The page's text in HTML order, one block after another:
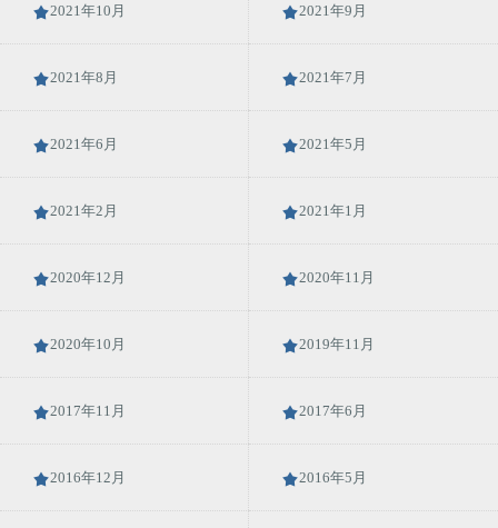
2021年10月 2021年9月
2021年8月 2021年7月
2021年6月 2021年5月
2021年2月 2021年1月
2020年12月 2020年11月
2020年10月 2019年11月
2017年11月 2017年6月
2016年12月 2016年5月